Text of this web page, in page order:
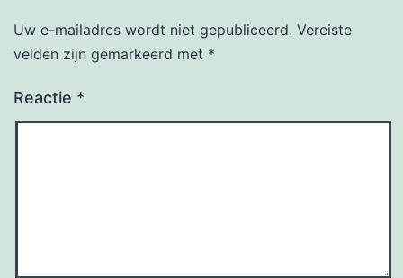
Uw e-mailadres wordt niet gepubliceerd. Vereiste
velden zijn gemarkeerd met *
Reactie *